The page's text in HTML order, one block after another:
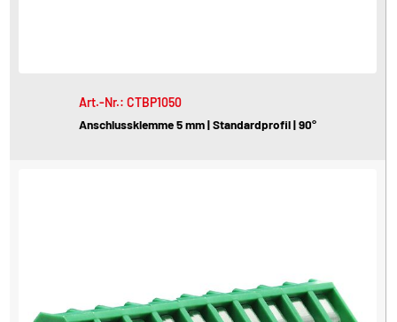
Art.-Nr.: CTBP1050
Anschlussklemme 5 mm | Standardprofil | 90°